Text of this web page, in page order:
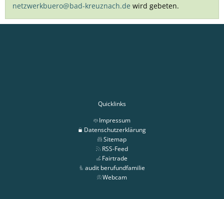
netzwerkbuero@bad-kreuznach.de wird gebeten.
Quicklinks
Impressum
Datenschutzerklärung
Sitemap
RSS-Feed
Fairtrade
audit berufundfamilie
Webcam